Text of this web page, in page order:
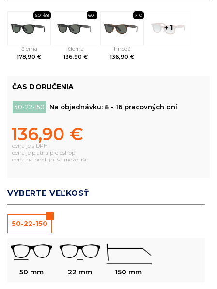
601/58
čierna
178,90 €
601
čierna
136,90 €
710
hnedá
136,90 €
+ 1
ČAS DORUČENIA
50-22-150 Na objednávku: 8 - 16 pracovných dní
136,90 €
cena je s DPH
cena je platná pre eshop
cena na predajni sa môže líšiť
VYBERTE VEĽKOSŤ
50-22-150
50 mm 22 mm 150 mm